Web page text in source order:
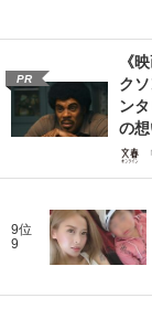
PR
《
ク
ン
の
9位
9